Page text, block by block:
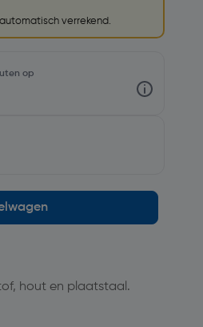
verrekend.
op
hout en plaatstaal.